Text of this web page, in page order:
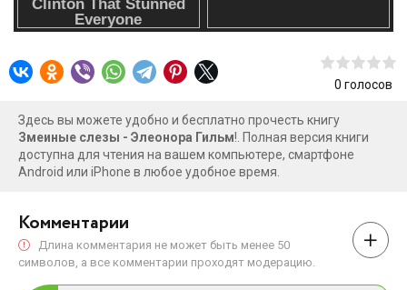
0 голосов
Здесь вы можете удобно и бесплатно прочесть книгу
Змеиные слезы - Элеонора Гильм!. Полная версия книги
доступна для чтения на вашем компьютере, смартфоне
Android или iPhone в любое удобное время.
Комментарии
Длина комментария не может быть менее 50
символов, а все комментарии проходят модерацию.